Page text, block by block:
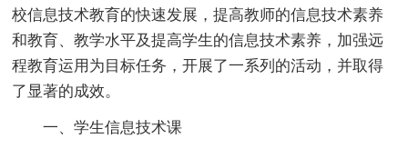
校信息技术教育的快速发展，提高教师的信息技术素养
和教育、教学水平及提高学生的信息技术素养，加强远
程教育运用为目标任务，开展了一系列的活动，并取得
了显著的成效。
一、学生信息技术课